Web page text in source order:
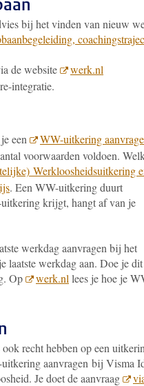
bij het vinden van nieuw
de website
werk.nl
integratie.
een
WW-uitkering
voorwaarden voldoen.
Werkloosheidsuitkering
. Een WW-uitkering duurt
krijgt, hangt af van je
werkdag aanvragen bij het
werkdag aan. Doe je dit
Op
werk.nl lees je hoe je
recht hebben op een
aanvragen bij Visma
Je doet de aanvraag